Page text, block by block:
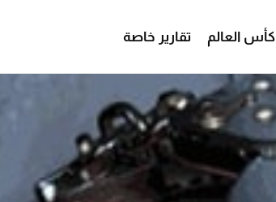
كأس العالم تقارير خاصة